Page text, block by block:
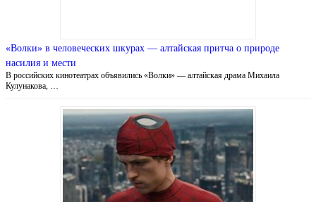
«Волки» в человеческих шкурах — алтайская притча о природе
насилия и мести
В российских кинотеатрах объявились «Волки» — алтайская драма Михаила
Кулунакова, …